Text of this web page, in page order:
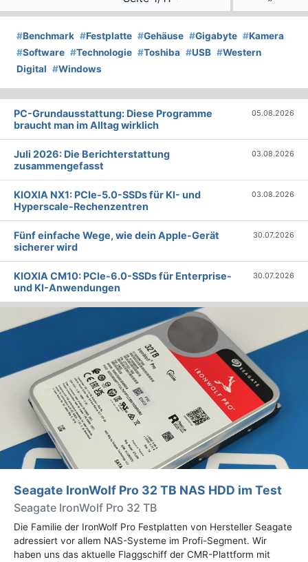
#Benchmark #Festplatte #Gehäuse #Gigabyte #Kamera
#Software #Technologie #Toshiba #USB #Western
Digital #Windows
PC-Grundausstattung: Diese Programme
braucht man im Alltag wirklich
05.08.2026
Juli 2026: Die Bericht­erstattung
zusammengefasst
03.08.2026
KIOXIA NX1: PCIe-5.0-SSDs für KI- und
Hyperscale-Rechenzentren
03.08.2026
Fünf einfache Wege, wie dein Apple-Gerät
sicherer wird
30.07.2026
KIOXIA CM10: PCIe-6.0-SSDs für Enterprise-
und KI-Anwendungen
30.07.2026
Seagate IronWolf Pro 32 TB NAS HDD im Test
Seagate IronWolf Pro 32 TB
Die Familie der IronWolf Pro Festplatten von Hersteller Seagate
adressiert vor allem NAS-Systeme im Profi-Segment. Wir
haben uns das aktuelle Flaggschiff der CMR-Plattform mit